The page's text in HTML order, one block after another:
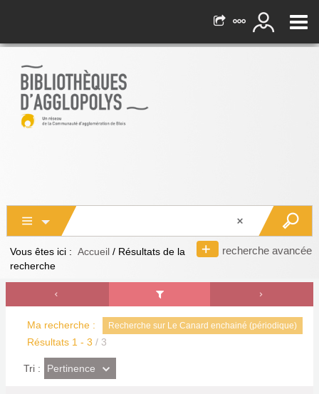
recherche avancée
Vous êtes ici : Accueil / Résultats de la
recherche
Ma recherche : Recherche sur Le Canard enchainé (périodique)
Résultats 1 - 3 / 3
Tri : (Effet
imédiat)
Pertinence